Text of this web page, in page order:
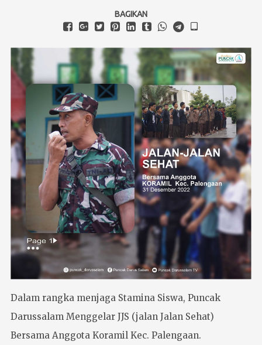
AKSI Ajang Kreasi Santri Iktisyaf
MARKAZ
MLA Markaz Lughatul Arabiyah
MTQ Markaz Tarbiyatul Quran
DARWIS Darussalam Wall for Internasional
Pendaftaran Online
BAGIKAN
Dalam rangka menjaga Stamina Siswa, Puncak
Darussalam Menggelar JJS (jalan Jalan Sehat)
Bersama Anggota Koramil Kec. Palengaan.